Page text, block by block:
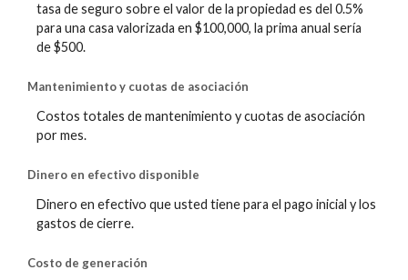
tasa de seguro sobre el valor de la propiedad es del 0.5%
para una casa valorizada en $100,000, la prima anual sería
de $500.
Mantenimiento y cuotas de asociación
Costos totales de mantenimiento y cuotas de asociación
por mes.
Dinero en efectivo disponible
Dinero en efectivo que usted tiene para el pago inicial y los
gastos de cierre.
Costo de generación